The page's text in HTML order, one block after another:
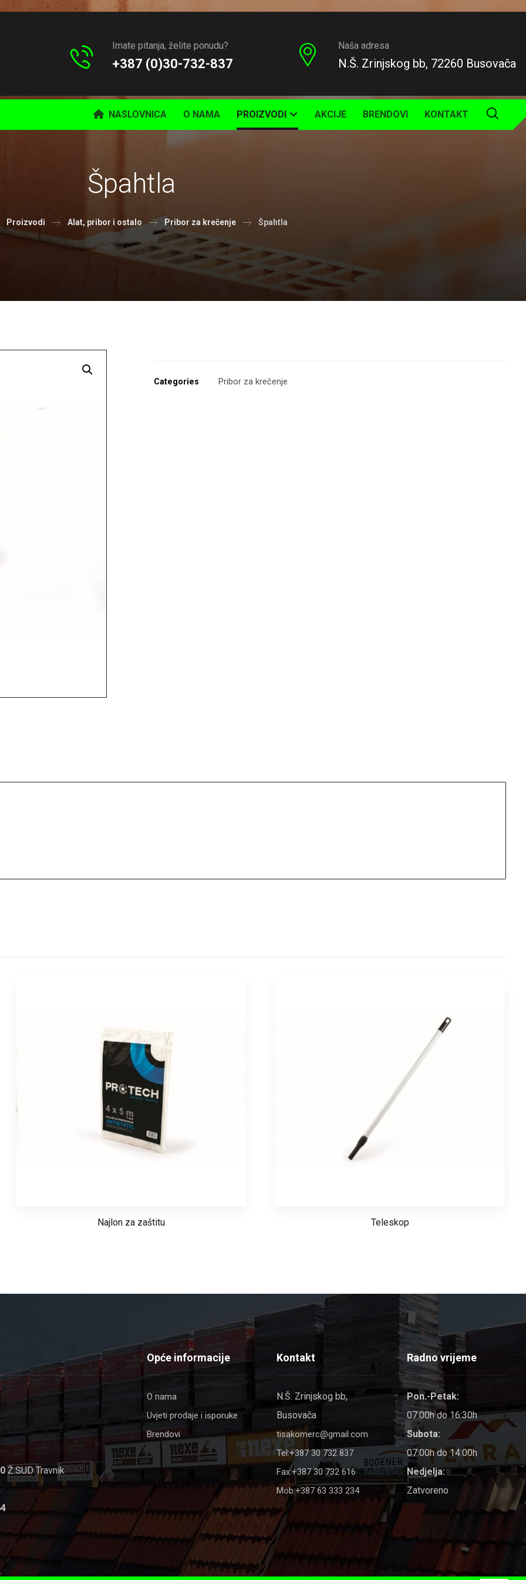
Imate pitanja, želite ponudu?
+387 (0)30-732-837
Naša adresa
N.Š. Zrinjskog bb, 72260 Busovača
NASLOVNICA O NAMA PROIZVODI AKCIJE BRENDOVI KONTAKT
Špahtla
Proizvodi Alat, pribor i ostalo Pribor za krečenje Špahtla
Categories Pribor za krečenje
Najlon za zaštitu Teleskop
Ž.SUD Travnik
Opće informacije
O nama
Uvjeti prodaje i isporuke
Brendovi
Kontakt
N.Š. Zrinjskog bb,
Busovača
tisakomerc@gmail.com
Tel:+387 30 732 837
Fax:+387 30 732 616
Mob:+387 63 333 234
Radno vrijeme
Pon.-Petak:
07:00h do 16:30h
Subota:
07:00h do 14:00h
Nedjelja:
Zatvoreno